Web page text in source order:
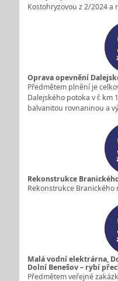
Kostohryzovou z 2/2024
Oprava opevnění
Předmětem plnění je
Dalejského potoka v ř. km
balvanitou rovnaninou a
Rekonstrukce
Rekonstrukce Branického
Malá vodní elektrárna,
Dolní Benešov – rybí
Předmětem veřejné